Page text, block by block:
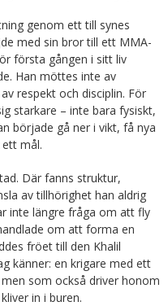
genom ett till synes
med sin bror till ett MMA-
första gången i sitt liv
Han möttes inte av
respekt och disciplin. För
starkare – inte bara fysiskt,
började gå ner i vikt, få nya
mål.
Där fanns struktur,
av tillhörighet han aldrig
inte längre fråga om att fly
om att forma en
fröet till den Khalil
känner: en krigare med ett
som också driver honom
in i buren.